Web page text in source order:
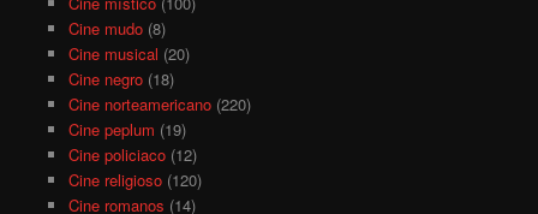
Cine mudo(8)
Cine musical (20)
Cine negro(18)
Cine norteamericano(220)
Cine peplum (19)
Cine policiaco(12)
Cine religioso(120)
Cine romanos (14)